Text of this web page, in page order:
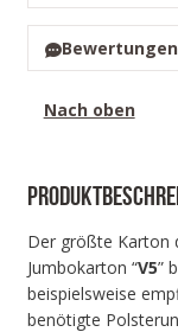
Nach oben
Der größte Karton
Jumbokarton “V5”
beispielsweise
benötigte